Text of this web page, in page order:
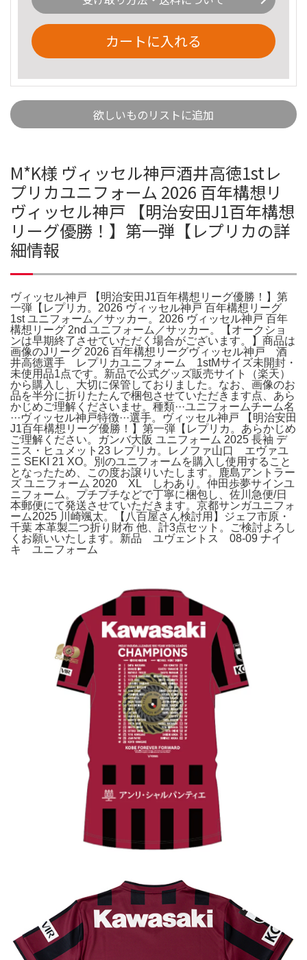
カートに入れる
欲しいものリストに追加
M*K様 ヴィッセル神戸酒井高徳1stレ
プリカユニフォーム 2026 百年構想リ
ヴィッセル神戸 【明治安田J1百年構想
リーグ優勝！】第一弾【レプリカの詳
細情報
ヴィッセル神戸 【明治安田J1百年構想リーグ優勝！】第
一弾【レプリカ。2026 ヴィッセル神戸 百年構想リーグ
1st ユニフォーム／サッカー。2026 ヴィッセル神戸 百年
構想リーグ 2nd ユニフォーム／サッカー。【オークショ
ンは早期終了させていただく場合がございます。】商品は
画像のJリーグ 2026 百年構想リーグヴィッセル神戸 酒
井高徳選手 レプリカユニフォーム 1stMサイズ未開封・
未使用品1点です。新品で公式グッズ販売サイト（楽天）
から購入し、大切に保管しておりました。なお、画像のお
品を半分に折りたたんで梱包させていただきます点、あら
かじめご理解くださいませ。種類···ユニフォームチーム名
···ヴィッセル神戸特徴···選手。ヴィッセル神戸 【明治安田
J1百年構想リーグ優勝！】第一弾【レプリカ。あらかじめ
ご理解ください。ガンバ大阪 ユニフォーム 2025 長袖 デ
ニス・ヒュメット23 レプリカ。レノファ山口 エヴァユ
ニ SEKI 21 XO。別のユニフォームを購入し使用すること
となったため、この度お譲りいたします。鹿島アントラー
ズ ユニフォーム 2020 XL しわあり。仲田歩夢サインユ
ニフォーム。プチプチなどで丁寧に梱包し、佐川急便/日
本郵便にて発送させていただきます。京都サンガユニフォ
ーム2025 川崎颯太。【八百屋さん検討用】ジェフ市原・
千葉 本革製二つ折り財布 他、計3点セット。ご検討よろし
くお願いいたします。新品 ユヴェントス 08-09 ナイ
キ ユニフォーム